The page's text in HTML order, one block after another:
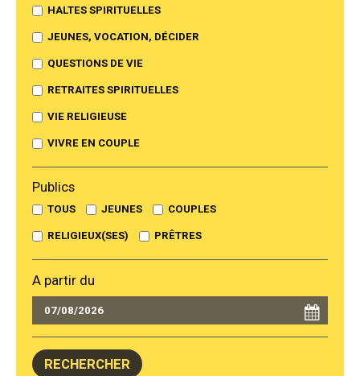
HALTES SPIRITUELLES
JEUNES, VOCATION, DÉCIDER
QUESTIONS DE VIE
RETRAITES SPIRITUELLES
VIE RELIGIEUSE
VIVRE EN COUPLE
Publics
TOUS JEUNES COUPLES
RELIGIEUX(SES) PRÊTRES
A partir du